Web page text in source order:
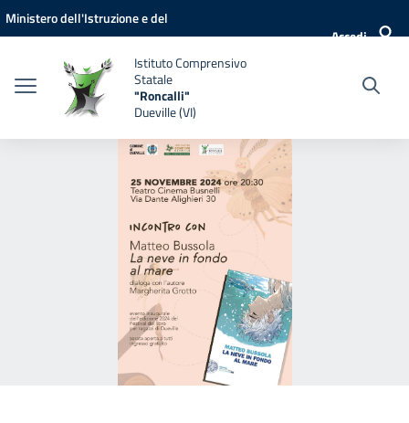
Vai ai contenuti
Vai al menu di navigazione
Vai al footer
Ministero dell'Istruzione e del
Accedi
Istituto Comprensivo
Statale
"Roncalli"
Dueville (VI)